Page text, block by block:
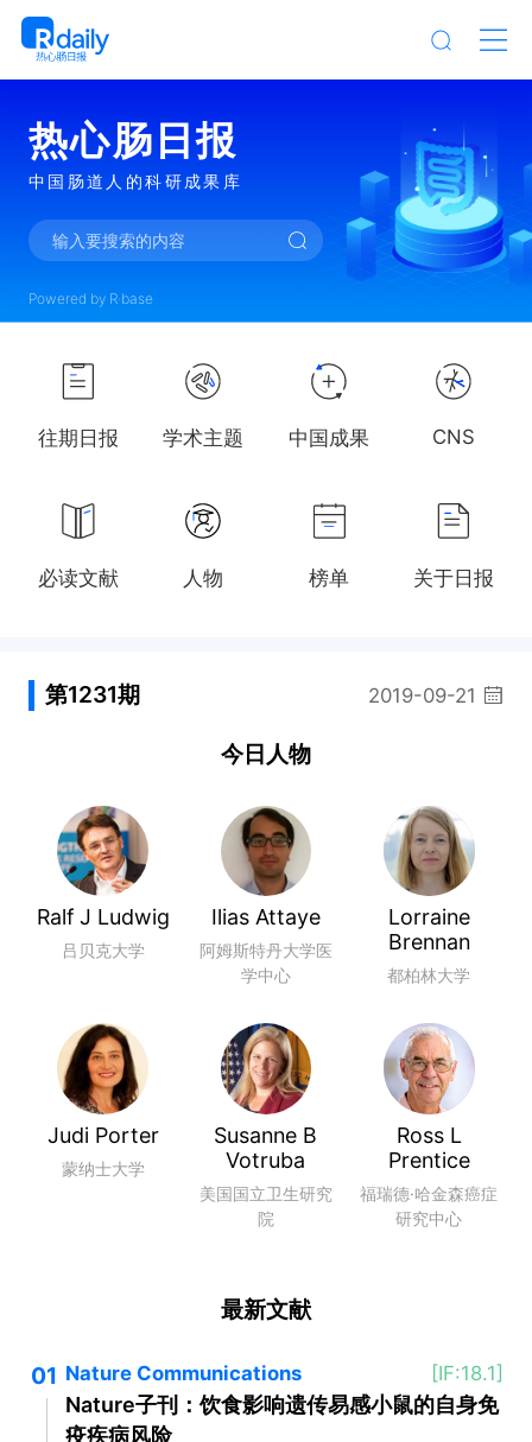
热心肠日报
中国肠道人的科研成果库
输入要搜索的内容
Powered by R·base
往期日报 学术主题 中国成果 CNS
必读文献 人物 榜单 关于日报
第1231期 2019-09-21
今日人物
Ralf J Ludwig
吕贝克大学
Ilias Attaye
阿姆斯特丹大学医
学中心
Lorraine
Brennan
都柏林大学
Judi Porter
蒙纳士大学
Susanne B
Votruba
美国国立卫生研究
院
Ross L
Prentice
福瑞德·哈金森癌症
研究中心
最新文献
01 Nature Communications [IF:18.1]
Nature子刊：饮食影响遗传易感小鼠的自身免
疫疾病风险